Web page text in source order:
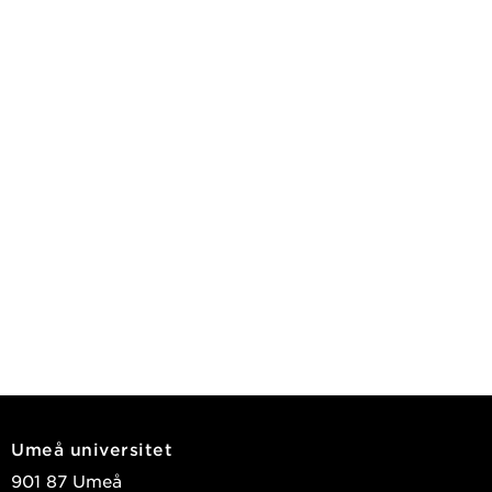
Umeå universitet
901 87 Umeå